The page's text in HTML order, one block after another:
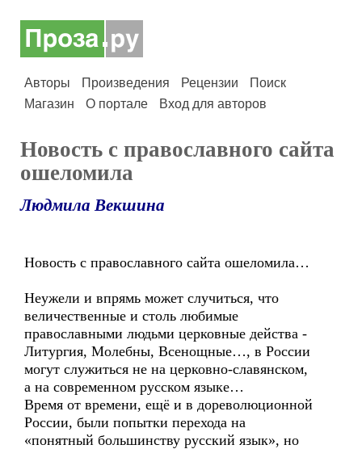
Авторы Произведения Рецензии
Поиск
Магазин
О портале Вход для авторов
Новость с православного сайта
ошеломила
Людмила Векшина
Новость с православного сайта ошеломила…
Неужели и впрямь может случиться, что
величественные и столь любимые
православными людьми церковные действа -
Литургия, Молебны, Всенощные…, в России
могут служиться не на церковно-славянском,
а на современном русском языке…
Время от времени, ещё и в дореволюционной
России, были попытки перехода на
«понятный большинству русский язык», но